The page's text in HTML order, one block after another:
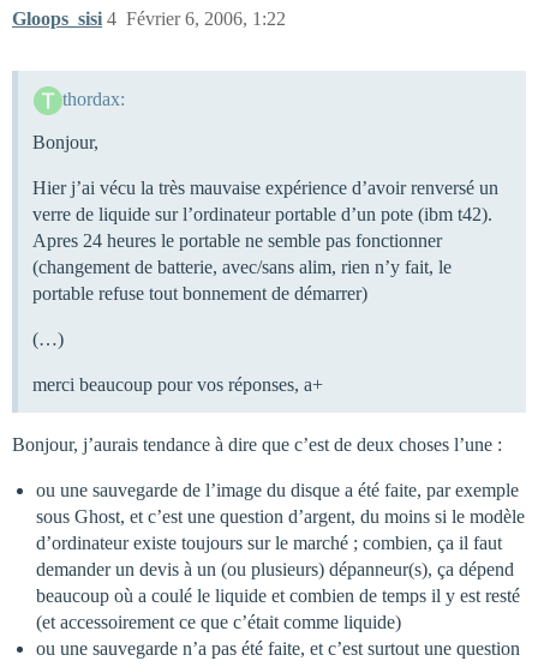
Gloops_sisi Février 6, 2006, 1:22
4
thordax:
Bonjour,
Hier j’ai vécu la très mauvaise expérience d’avoir renversé un
verre de liquide sur l’ordinateur portable d’un pote (ibm t42).
Apres 24 heures le portable ne semble pas fonctionner
(changement de batterie, avec/sans alim, rien n’y fait, le
portable refuse tout bonnement de démarrer)
(…)
merci beaucoup pour vos réponses, a+
Bonjour, j’aurais tendance à dire que c’est de deux choses l’une :
ou une sauvegarde de l’image du disque a été faite, par exemple
sous Ghost, et c’est une question d’argent, du moins si le modèle
d’ordinateur existe toujours sur le marché ; combien, ça il faut
demander un devis à un (ou plusieurs) dépanneur(s), ça dépend
beaucoup où a coulé le liquide et combien de temps il y est resté
(et accessoirement ce que c’était comme liquide)
ou une sauvegarde n’a pas été faite, et c’est surtout une question